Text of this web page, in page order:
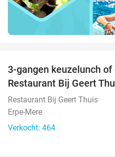
3-gangen keuzelunch
Restaurant Bij Geert
Restaurant Bij Geert Thuis
Erpe-Mere
Verkocht: 464